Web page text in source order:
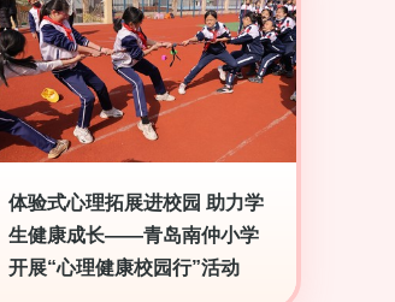
体验式心理拓展进校园 助力学
生健康成长——青岛南仲小学
开展“心理健康校园行”活动